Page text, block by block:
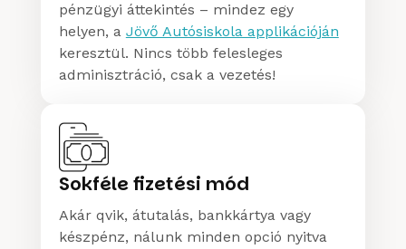
pénzügyi áttekintés – mindez egy
helyen, a Jövő Autósiskola applikációján
keresztül. Nincs több felesleges
adminisztráció, csak a vezetés!
Sokféle fizetési mód
Akár qvik, átutalás, bankkártya vagy
készpénz, nálunk minden opció nyitva